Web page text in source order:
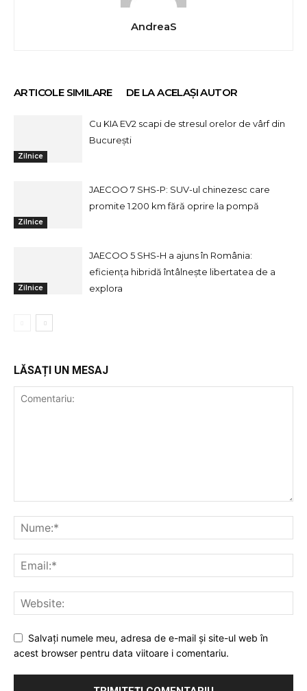
AndreaS
ARTICOLE SIMILARE DE LA ACELAȘI AUTOR
Zilnice
Cu KIA EV2 scapi de stresul orelor de vârf din
București
Zilnice
JAECOO 7 SHS-P: SUV-ul chinezesc care
promite 1.200 km fără oprire la pompă
Zilnice
JAECOO 5 SHS-H a ajuns în România:
eficiența hibridă întâlnește libertatea de a
explora
LĂSAȚI UN MESAJ
Salvați numele meu, adresa de e-mail și site-ul web în
acest browser pentru data viitoare i comentariu.